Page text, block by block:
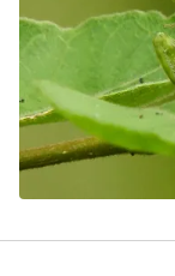
Thế giới
Tin tức
Thế giới đó đây
Câu chuyện quốc
Kinh tế
Tài chính
Thị trường
Góc doanh
Dữ liệu và đời
Truyền hình